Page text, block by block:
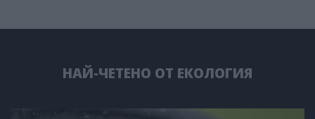
НАЙ-ЧЕТЕНО ОТ ЕКОЛОГИЯ